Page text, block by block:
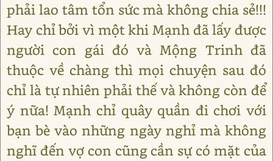
phải lao tâm tổn sức mà không chia sẻ!!!
Hay chỉ bởi vì một khi Mạnh đã lấy được
người con gái đó và Mộng Trinh đã
thuộc về chàng thì mọi chuyện sau đó
chỉ là tự nhiên phải thế và không còn để
ý nữa! Mạnh chỉ quây quần đi chơi với
bạn bè vào những ngày nghỉ mà không
nghĩ đến vợ con cũng cần sự có mặt của